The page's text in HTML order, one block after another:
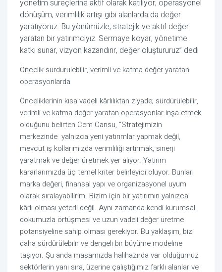
yönetim süreçlerine aktif olarak katılıyor; operasyonel
dönüşüm, verimlilik artışı gibi alanlarda da değer
yaratıyoruz. Bu yönümüzle, stratejik ve aktif değer
yaratan bir yatırımcıyız. Sermaye koyar, yönetime
katkı sunar, vizyon kazandırır, değer oluştururuz” dedi
Öncelik sürdürülebilir, verimli ve katma değer yaratan
operasyonlarda
Önceliklerinin kısa vadeli kârlılıktan ziyade; sürdürülebilir,
verimli ve katma değer yaratan operasyonlar inşa etmek
olduğunu belirten Cem Cansu, “Stratejimizin
merkezinde yalnızca yeni yatırımlar yapmak değil,
mevcut iş kollarımızda verimliliği artırmak, sinerji
yaratmak ve değer üretmek yer alıyor. Yatırım
kararlarımızda üç temel kriter belirleyici oluyor. Bunları
marka değeri, finansal yapı ve organizasyonel uyum
olarak sıralayabilirim. Bizim için bir yatırımın yalnızca
kârlı olması yeterli değil. Aynı zamanda kendi kurumsal
dokumuzla örtüşmesi ve uzun vadeli değer üretme
potansiyeline sahip olması gerekiyor. Bu yaklaşım, bizi
daha sürdürülebilir ve dengeli bir büyüme modeline
taşıyor. Şu anda masamızda halihazırda var olduğumuz
sektörlerin yanı sıra, üzerine çalıştığımız farklı alanlar ve